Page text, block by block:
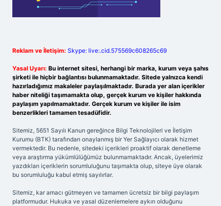
Reklam ve İletişim: Skype: live:.cid.575569c608265c69
Yasal Uyarı: Bu internet sitesi, herhangi bir marka, kurum veya şahıs
şirketi ile hiçbir bağlantısı bulunmamaktadır. Sitede yalnızca kendi
hazırladığımız makaleler paylaşılmaktadır. Burada yer alan içerikler
haber niteliği taşımamakta olup, gerçek kurum ve kişiler hakkında
paylaşım yapılmamaktadır. Gerçek kurum ve kişiler ile isim
benzerlikleri tamamen tesadüfidir.
Sitemiz, 5651 Sayılı Kanun gereğince Bilgi Teknolojileri ve İletişim
Kurumu (BTK) tarafından onaylanmış bir Yer Sağlayıcı olarak hizmet
vermektedir. Bu nedenle, sitedeki içerikleri proaktif olarak denetleme
veya araştırma yükümlülüğümüz bulunmamaktadır. Ancak, üyelerimiz
yazdıkları içeriklerin sorumluluğunu taşımakta olup, siteye üye olarak
bu sorumluluğu kabul etmiş sayılırlar.
Sitemiz, kar amacı gütmeyen ve tamamen ücretsiz bir bilgi paylaşım
platformudur. Hukuka ve yasal düzenlemelere aykırı olduğunu